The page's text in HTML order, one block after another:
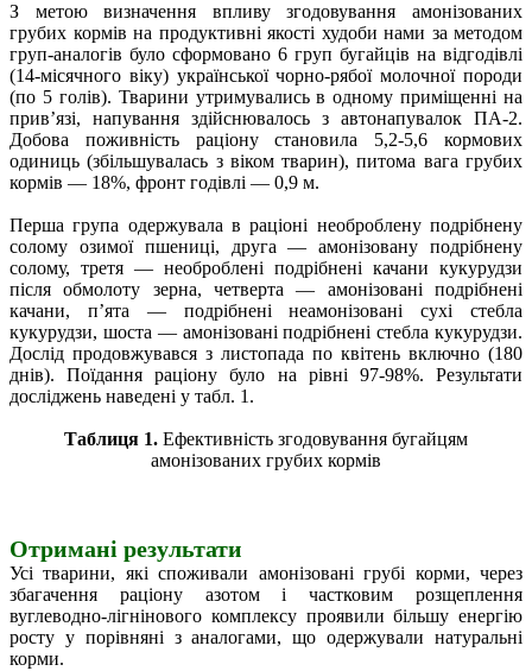
З метою визначення впливу згодовування амонізованих
грубих кормів на продуктивні якості худоби нами за методом
груп-аналогів було сформовано 6 груп бугайців на відгодівлі
(14-місячного віку) української чорно-рябої молочної породи
(по 5 голів). Тварини утримувались в одному приміщенні на
прив’язі, напування здійснювалось з автонапувалок ПА-2.
Добова поживність раціону становила 5,2-5,6 кормових
одиниць (збільшувалась з віком тварин), питома вага грубих
кормів — 18%, фронт годівлі — 0,9 м.
Перша група одержувала в раціоні необроблену подрібнену
солому озимої пшениці, друга — амонізовану подрібнену
солому, третя — необроблені подрібнені качани кукурудзи
після обмолоту зерна, четверта — амонізовані подрібнені
качани, п’ята — подрібнені неамонізовані сухі стебла
кукурудзи, шоста — амонізовані подрібнені стебла кукурудзи.
Дослід продовжувався з листопада по квітень включно (180
днів). Поїдання раціону було на рівні 97-98%. Результати
досліджень наведені у табл. 1.
Таблиця 1. Ефективність згодовування бугайцям
амонізованих грубих кормів
Отримані результати
Усі тварини, які споживали амонізовані грубі корми, через
збагачення раціону азотом і частковим розщеплення
вуглеводно-лігнінового комплексу проявили більшу енергію
росту у порівняні з аналогами, що одержували натуральні
корми.